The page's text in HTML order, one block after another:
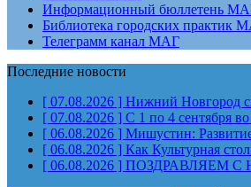
Информационный бюллетень
Библиотека городских практик
Телеграмм канал МАГ
Последние новости
[ 07.08.2026 ] Нижний Новгород
[ 07.08.2026 ] С 1 по 4 сентября
[ 06.08.2026 ] Мишустин:
[ 06.08.2026 ] Как Культурная
[ 06.08.2026 ] ПОЗДРАВЛЯЕМ С